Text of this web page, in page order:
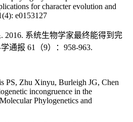
for character evolution and
e0153127
2016. 系统生物学家最终能得到完
通报 61（9）：958-963.
PS, Zhu Xinyu, Burleigh JG, Chen
incongruence in the
Phylogenetics and